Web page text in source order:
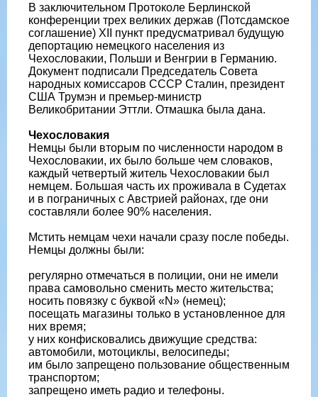
В заключительном Протоколе Берлинской
конференции трех великих держав (Потсдамское
соглашение) XII пункт предусматривал будущую
депортацию немецкого населения из
Чехословакии, Польши и Венгрии в Германию.
Документ подписали Председатель Совета
народных комиссаров СССР Сталин, президент
США Трумэн и премьер-министр
Великобритании Эттли. Отмашка была дана.
Чехословакия
Немцы были вторым по численности народом в
Чехословакии, их было больше чем словаков,
каждый четвертый житель Чехословакии был
немцем. Большая часть их проживала в Судетах
и в пограничных с Австрией районах, где они
составляли более 90% населения.
Мстить немцам чехи начали сразу после победы.
Немцы должны были:
регулярно отмечаться в полиции, они не имели
права самовольно сменить место жительства;
носить повязку с буквой «N» (немец);
посещать магазины только в установленное для
них время;
у них конфисковались движущие средства:
автомобили, мотоциклы, велосипеды;
им было запрещено пользование общественным
транспортом;
запрещено иметь радио и телефоны.